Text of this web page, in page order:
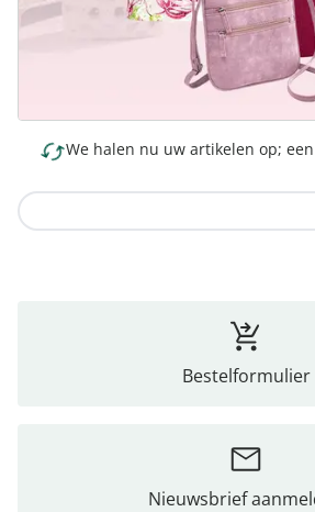
We halen nu uw artikelen op;
Bestelformulier
Nieuwsbrief